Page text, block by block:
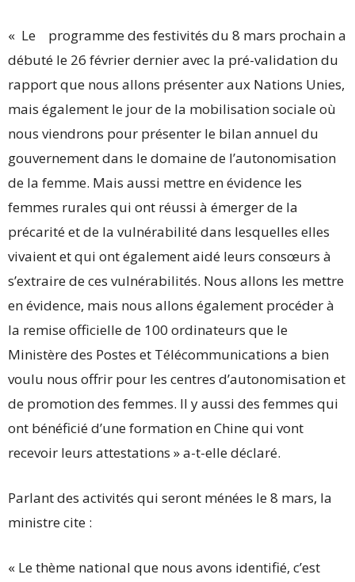
« Le programme des festivités du 8 mars prochain a
débuté le 26 février dernier avec la pré-validation du
rapport que nous allons présenter aux Nations Unies,
mais également le jour de la mobilisation sociale où
nous viendrons pour présenter le bilan annuel du
gouvernement dans le domaine de l’autonomisation
de la femme. Mais aussi mettre en évidence les
femmes rurales qui ont réussi à émerger de la
précarité et de la vulnérabilité dans lesquelles elles
vivaient et qui ont également aidé leurs consœurs à
s’extraire de ces vulnérabilités. Nous allons les mettre
en évidence, mais nous allons également procéder à
la remise officielle de 100 ordinateurs que le
Ministère des Postes et Télécommunications a bien
voulu nous offrir pour les centres d’autonomisation et
de promotion des femmes. Il y aussi des femmes qui
ont bénéficié d’une formation en Chine qui vont
recevoir leurs attestations » a-t-elle déclaré.
Parlant des activités qui seront ménées le 8 mars, la
ministre cite :
« Le thème national que nous avons identifié, c’est